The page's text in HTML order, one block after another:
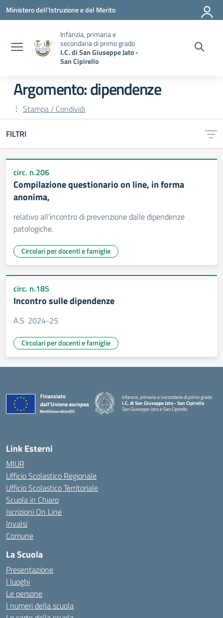
Vai ai contenuti
Vai al menu di navigazione
Vai al footer
Ministero dell'Istruzione e del Merito
Infanzia, primaria e
secondaria di primo grado
I.C. di San Giuseppe Jato -
San Cipirello
Argomento: dipendenze
Stampa / Condividi
FILTRI
circ. n.206
Compilazione questionario on line, in forma
anonima,
relativo all’incontro di prevenzione dalle dipendenze
patologiche.
Circolari per docenti e famiglie
circ. n.185
Incontro sulle dipendenze
A.S. 2024-25
Circolari per docenti e famiglie
Infanzia, primaria e secondaria di primo grado
I.C. di San Giuseppe Jato - San Cipirello
San Giuseppe Jato e San Cipirello
Link Esterni
MIUR
Ufficio Scolastico Regionale
Ufficio Scolastico Territoriale
Scuola in Chiaro
Iscrizioni On Line
Invalsi
Comune
La Scuola
Presentazione
I luoghi
Le persone
I numeri della scuola